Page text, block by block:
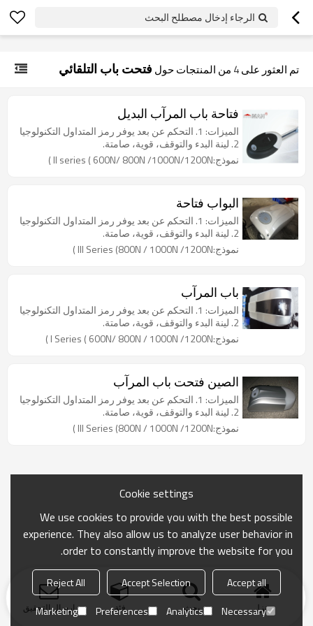
googlea70fe95786458a77.html
الرجاء إدخال مصطلح البحث
تم العثور على4 من المنتجات حول فتحت باب التلقائي
فتاحة باب المرآب البديل
الميزات: 1. التحكم عن بعد يوفر رمز المتداول التكنولوجيا
2. لينة البدء والتوقف، قوية، صامتة.
نموذج:II series ( 600N/ 800N /1000N/1200N )
البواب فتاحة
الميزات: 1. التحكم عن بعد يوفر رمز المتداول التكنولوجيا
2. لينة البدء والتوقف، قوية، صامتة.
نموذج:III Series (800N / 1000N /1200N )
باب المرآب
الميزات: 1. التحكم عن بعد يوفر رمز المتداول التكنولوجيا
2. لينة البدء والتوقف، قوية، صامتة.
نموذج:I Series ( 600N/ 800N / 1000N /1200N )
الصين فتحت باب المرآب
الميزات: 1. التحكم عن بعد يوفر رمز المتداول التكنولوجيا
2. لينة البدء والتوقف، قوية، صامتة.
نموذج:III Series (800N / 1000N /1200N )
منزل بحث فئة ارسال التحقيق
Cookie settings
We use cookies to provide you with the best possible
experience. They also allow us to analyze user behavior in
order to constantly improve the website for you.
Accept all
Accept Selection
Reject All
Necessary
Analytics
Preferences
Marketing